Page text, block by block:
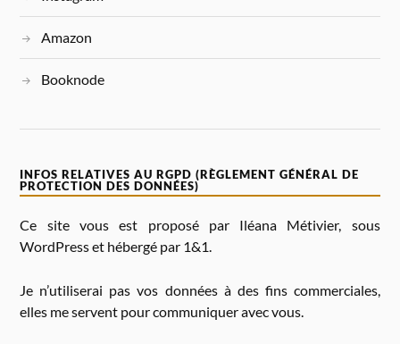
Amazon
Booknode
INFOS RELATIVES AU RGPD (RÈGLEMENT GÉNÉRAL DE
PROTECTION DES DONNÉES)
Ce site vous est proposé par Iléana Métivier, sous
WordPress et hébergé par 1&1.
Je n’utiliserai pas vos données à des fins commerciales,
elles me servent pour communiquer avec vous.